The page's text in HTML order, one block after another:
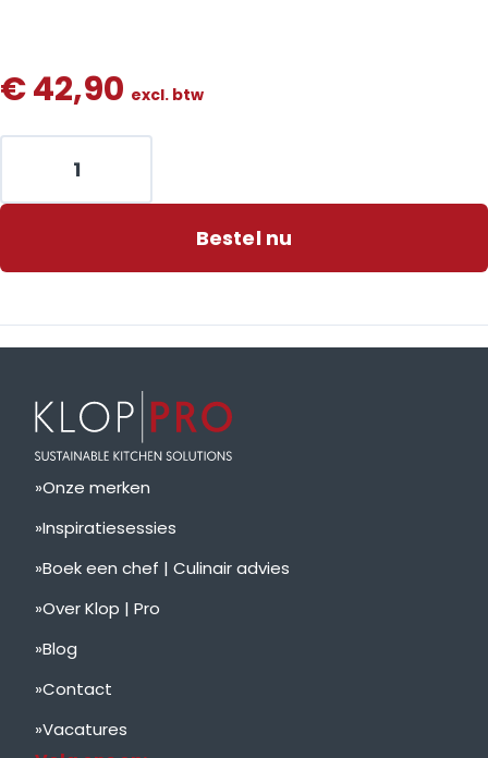
€42,90 excl. btw
Bestel nu
Onze merken
Inspiratiesessies
Boek een chef | Culinair advies
Over Klop | Pro
Blog
Contact
Vacatures